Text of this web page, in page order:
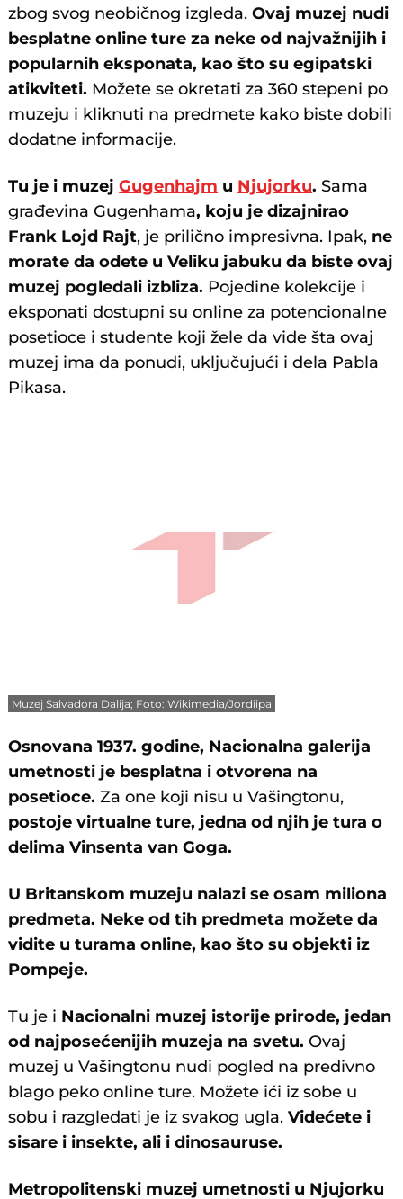
zbog svog neobičnog izgleda.Ovaj muzej nudi
besplatne online ture za neke od najvažnijih i
popularnih eksponata, kao što su egipatski
atikviteti. Možete se okretati za 360 stepeni po
muzeju i kliknuti na predmete kako biste dobili
dodatne informacije.
Tu je i muzejGugenhajm u Njujorku. Sama
građevina Gugenhama, koju je dizajnirao
Frank Lojd Rajt, je prilično impresivna. Ipak, ne
morate da odete u Veliku jabuku da biste ovaj
muzej pogledali izbliza. Pojedine kolekcije i
eksponati dostupni su online za potencionalne
posetioce i studente koji žele da vide šta ovaj
muzej ima da ponudi, uključujući i dela Pabla
Pikasa.
Muzej Salvadora Dalija; Foto: Wikimedia/Jordiipa
Osnovana 1937. godine, Nacionalna galerija
umetnosti je besplatna i otvorena na
posetioce. Za one koji nisu u Vašingtonu,
postoje virtualne ture, jedna od njih je tura o
delima Vinsenta van Goga.
U Britanskom muzeju nalazi se osam miliona
predmeta. Neke od tih predmeta možete da
vidite u turama online, kao što su objekti iz
Pompeje.
Tu je i Nacionalni muzej istorije prirode, jedan
od najposećenijih muzeja na svetu. Ovaj
muzej u Vašingtonu nudi pogled na predivno
blago peko online ture. Možete ići iz sobe u
sobu i razgledati je iz svakog ugla.Videćete i
sisare i insekte, ali i dinosauruse.
Metropolitenski muzej umetnosti u Njujorku